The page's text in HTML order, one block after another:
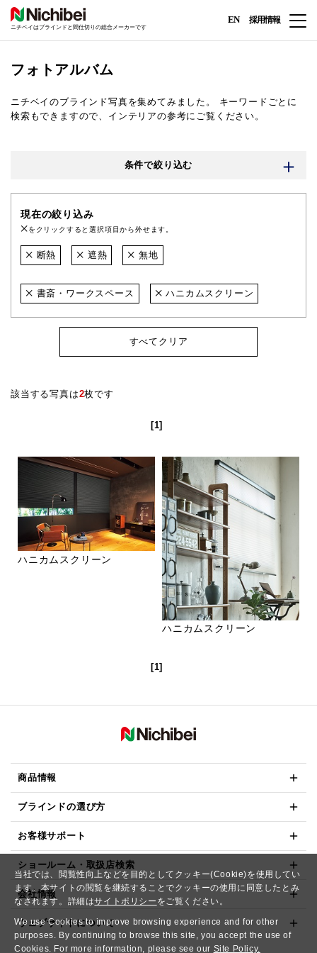
当社では、閲覧性向上などを目的としてクッキー(Cookie)を使用してい
ます。本サイトの閲覧を継続することでクッキーの使用に同意したとみ
なされます。詳細はサイトポリシー をご覧ください。
We use Cookies to improve browsing experience and for other
purposes. By continuing to browse this site, you accept the use of
Cookies. For more information, please see our Site Policy.
ニチベイはブラインドと間仕切りの総合メーカーです
EN 採用情報
フォトアルバム
ニチベイのブラインド写真を集めてみました。
キーワードごとに
検索もできますので、インテリアの参考にご覧ください。
条件で絞り込む
現在の絞り込み
をクリックすると選択項目から外せます。
断熱 遮熱 無地
書斎・ワークスペース ハニカムスクリーン
すべてクリア
該当する写真は2枚です
[1]
ハニカムスクリーン
ハニカムスクリーン
[1]
商品情報
ブラインドの選び方
お客様サポート
ショールーム・取扱店検索
会社情報
ウェブサイトについて